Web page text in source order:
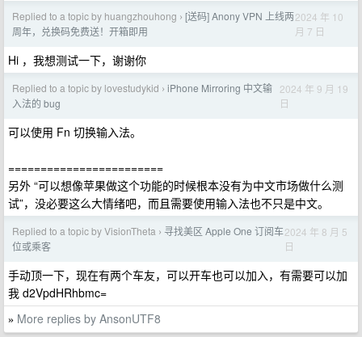
Replied to a topic by huangzhouhong › [送码] Anony VPN 上线两
周年，兑换码免费送！开箱即用
2024 年 10
月 7 日
Hi ，我想测试一下，谢谢你
Replied to a topic by lovestudykid › iPhone Mirroring 中文输
入法的 bug
2024 年 9 月 19
日
可以使用 Fn 切换输入法。
========================
另外 “可以想像苹果做这个功能的时候根本没有为中文市场做什么测
试”，没必要这么大情绪吧，而且需要使用输入法也不只是中文。
Replied to a topic by VisionTheta › 寻找美区 Apple One 订阅车
位或乘客
2024 年 8 月 5
日
手动顶一下，现在有两个车友，可以开车也可以加入，有需要可以加
我 d2VpdHRhbmc=
» More replies by AnsonUTF8